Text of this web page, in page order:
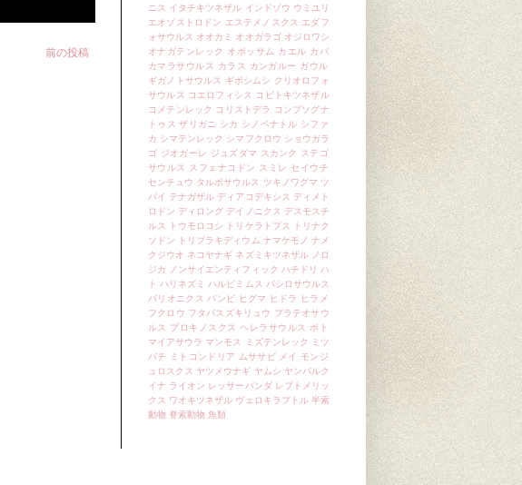
前の投稿
ニス イタチキツネザル インドゾウ ウミユリ
エオゾストロドン エステメノスクス エダフ
ォサウルス オオカミ オオガラゴ オジロワシ
オナガテンレック
オポッサム カエル カバ
カマラサウルス
カラス カンガルー ガウル
ギガノトサウルス
ギボシムシ クリオロフォ
サウルス
コエロフィシス
コビトキツネザル
コメテンレック
コリストデラ
コンプソグナ
トゥス ザリガニ シカ シノベナトル シファ
カ シマテンレック シマフクロウ ショウガラ
ゴ ジオガーレ ジュズダマ スカンク
ステゴ
サウルス
スフェナコドン スミレ セイウチ
センチュウ タルボサウルス ツキノワグマ ツ
パイ テナガザル ディアコデキシス ディメト
ロドン ディロング デイノニクス デスモスチ
ルス
トウモロコシ トリケラトプス
トリナク
ソドン
トリブラキディウム ナマケモノ ナメ
クジウオ ネコヤナギ ネズミキツネザル
ノロ
ジカ
ノンサイエンティフィック ハチドリ ハ
ト ハリネズミ ハルピミムス バシロサウルス
バリオニクス バンビ ヒグマ ヒドラ
ヒラメ
フクロウ フタバスズキリュウ プラテオサウ
ルス
プロキノスクス ヘレラサウルス
ポト
マイアサウラ マンモス ミズテンレック
ミツ
バチ
ミトコンドリア ムササビ メイ
モンジ
ュロスクス ヤツメウナギ ヤムシ ヤンバルク
イナ ライオン レッサーパンダ レプトメリッ
クス ワオキツネザル ヴェロキラプトル 半索
動物 脊索動物 魚類